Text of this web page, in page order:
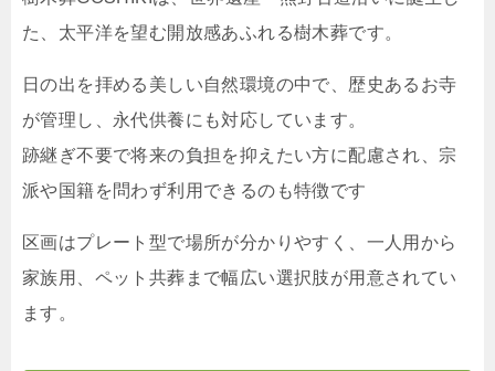
た、太平洋を望む開放感あふれる樹木葬です。
日の出を拝める美しい自然環境の中で、歴史あるお寺
が管理し、永代供養にも対応しています。
跡継ぎ不要で将来の負担を抑えたい方に配慮され、宗
派や国籍を問わず利用できるのも特徴です
区画はプレート型で場所が分かりやすく、一人用から
家族用、ペット共葬まで幅広い選択肢が用意されてい
ます。